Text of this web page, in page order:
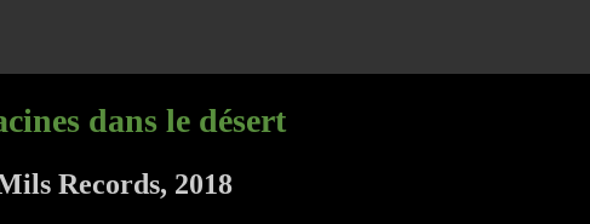
dans le désert
Records, 2018